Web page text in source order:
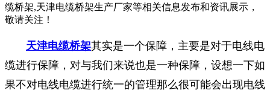
缆桥架,天津电缆桥架生产厂家等相关信息发布和资讯展示，
敬请关注！
天津电缆桥架其实是一个保障，主要是对于电线电
缆进行保障，对与我们来说也是一种保障，设想一下如
果不对电线电缆进行统一的管理那么很可能会出现电线